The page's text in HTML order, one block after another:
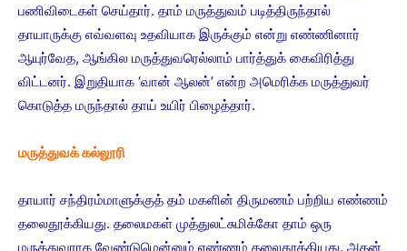
பணிவிடைகள் செய்தார். தாம் மருத்துவம் படித்திருந்தால்
தாயாருக்கு எவ்வளவு உதவியாக இருக்கும் என்று எண்ணினார்
ஆயுர்வேத, ஆங்கில மருத்துவரெல்லாம் பார்த்துக் கைவிரித்து
விட்டனர். இறுதியாக ‘வான் ஆலன்’ என்ற அமெரிக்க மருத்துவர்
கொடுத்த மருந்தால் தாய் உயிர் பிழைத்தார்.
மருத்துவக் கல்லூரி
தாயார் சந்திரம்மாளுக்குத் தம் மகளின் திருமணம் பற்றிய எண்ணம்
தலைதூக்கியது. தலைமகள் முத்துலட்சுமிக்கோ தாம் ஒரு
மருத்துவராக வேண்டுமென்னும் எண்ணம் தலைதூக்கியது. அதன்